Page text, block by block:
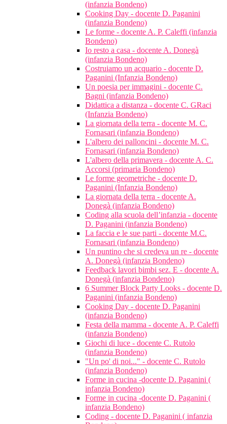
(infanzia Bondeno)
Cooking Day - docente D. Paganini
(infanzia Bondeno)
Le forme - docente A. P. Caleffi (infanzia
Bondeno)
Io resto a casa - docente A. Donegà
(infanzia Bondeno)
Costruiamo un acquario - docente D.
Paganini (Infanzia Bondeno)
Un poesia per immagini - docente C.
Bagni (infanzia Bondeno)
Didattica a distanza - docente C. GRaci
(Infanzia Bondeno)
La giornata della terra - docente M. C.
Fornasari (infanzia Bondeno)
L'albero dei palloncini - docente M. C.
Fornasari (infanzia Bondeno)
L'albero della primavera - docente A. C.
Accorsi (primaria Bondeno)
Le forme geometriche - docente D.
Paganini (Infanzia Bondeno)
La giornata della terra - docente A.
Donegà (infanzia Bondeno)
Coding alla scuola dell’infanzia - docente
D. Paganini (infanzia Bondeno)
La faccia e le sue parti - docente M.C.
Fornasari (infanzia Bondeno)
Un puntino che si credeva un re - docente
A. Donegà (infanzia Bondeno)
Feedback lavori bimbi sez. E - docente A.
Donegà (infanzia Bondeno)
6 Summer Block Party Looks - docente D.
Paganini (infanzia Bondeno)
Cooking Day - docente D. Paganini
(infanzia Bondeno)
Festa della mamma - docente A. P. Caleffi
(infanzia Bondeno)
Giochi di luce - docente C. Rutolo
(infanzia Bondeno)
"Un po' di noi..." - docente C. Rutolo
(infanzia Bondeno)
Forme in cucina -docente D. Paganini (
infanzia Bondeno)
Forme in cucina -docente D. Paganini (
infanzia Bondeno)
Coding - docente D. Paganini ( infanzia